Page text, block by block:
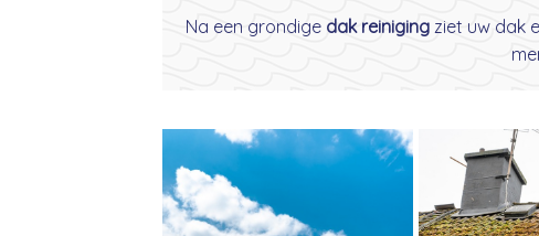
Na een grondige dak reinigingziet uw dak